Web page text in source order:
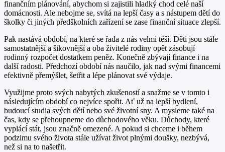
finančním plánování, abychom si zajistili hladký chod celé naší
domácnosti. Ale nebojme se, svítá na lepší časy a s nástupem dětí do
školky či jiných předškolních zařízení se zase finanční situace zlepší.
Pak nastává období, na které se řada z nás velmi těší. Děti jsou stále
samostatnější a šikovnější a oba živitelé rodiny opět zásobují
rodinný rozpočet dostatkem peněz. Konečně zbývají finance i na
další radosti. Předchozí období nás naučilo, jak nad svými financemi
efektivně přemýšlet, šetřit a lépe plánovat své výdaje.
Využijme proto svých nabytých zkušeností a snažme se v tomto i
následujícím období co nejvíce spořit. Ať už na lepší bydlení,
budoucí studia svých dětí nebo své životní sny. A mysleme také na
čas, kdy se přehoupneme do důchodového věku. Důchody, které
vyplácí stát, jsou značně omezené. A pokud si chceme i během
podzimu svého života stále užívat život plnými doušky, nezbývá,
než si na to našetřit.